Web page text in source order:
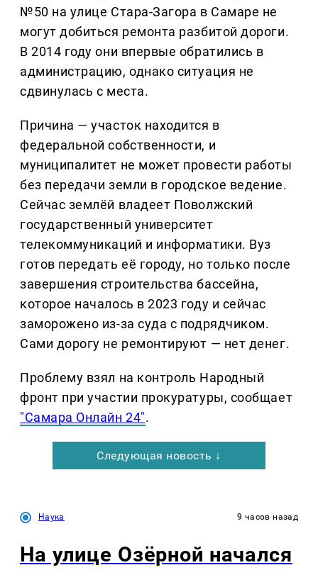
№50 на улице Стара-Загора в Самаре не
могут добиться ремонта разбитой дороги.
В 2014 году они впервые обратились в
администрацию, однако ситуация не
сдвинулась с места.
Причина — участок находится в
федеральной собственности, и
муниципалитет не может провести работы
без передачи земли в городское ведение.
Сейчас землёй владеет Поволжский
государственный университет
телекоммуникаций и информатики. Вуз
готов передать её городу, но только после
завершения строительства бассейна,
которое началось в 2023 году и сейчас
заморожено из-за суда с подрядчиком.
Сами дорогу не ремонтируют — нет денег.
Проблему взял на контроль Народный
фронт при участии прокуратуры, сообщает
"Самара Онлайн 24".
Следующая новость ↓
Наука 9 часов назад
На улице Озëрной начался